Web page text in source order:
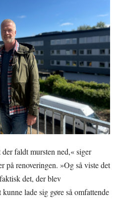
faldt mursten ned,« siger
på renoveringen. »Og så viste det
det, der blev
lade sig gøre så omfattende